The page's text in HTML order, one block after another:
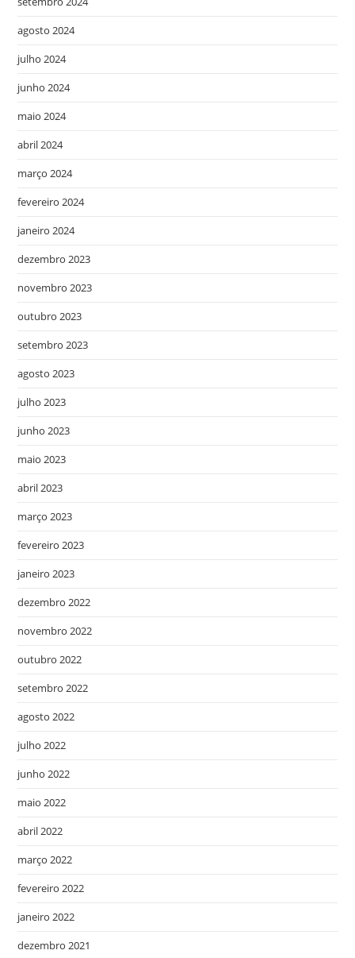
agosto 2024
julho 2024
junho 2024
maio 2024
abril 2024
março 2024
fevereiro 2024
janeiro 2024
dezembro 2023
novembro 2023
outubro 2023
setembro 2023
agosto 2023
julho 2023
junho 2023
maio 2023
abril 2023
março 2023
fevereiro 2023
janeiro 2023
dezembro 2022
novembro 2022
outubro 2022
setembro 2022
agosto 2022
julho 2022
junho 2022
maio 2022
abril 2022
março 2022
fevereiro 2022
janeiro 2022
dezembro 2021